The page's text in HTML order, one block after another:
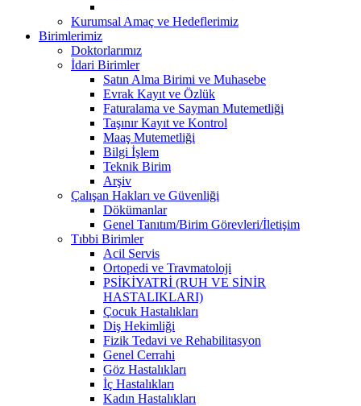
Kurumsal Amaç ve Hedeflerimiz
Birimlerimiz
Doktorlarımız
İdari Birimler
Satın Alma Birimi ve Muhasebe
Evrak Kayıt ve Özlük
Faturalama ve Sayman Mutemetliği
Taşınır Kayıt ve Kontrol
Maaş Mutemetliği
Bilgi İşlem
Teknik Birim
Arşiv
Çalışan Hakları ve Güvenliği
Dökümanlar
Genel Tanıtım/Birim Görevleri/İletişim
Tıbbi Birimler
Acil Servis
Ortopedi ve Travmatoloji
PSİKİYATRİ (RUH VE SİNİR
HASTALIKLARI)
Çocuk Hastalıkları
Diş Hekimliği
Fizik Tedavi ve Rehabilitasyon
Genel Cerrahi
Göz Hastalıkları
İç Hastalıkları
Kadın Hastalıkları